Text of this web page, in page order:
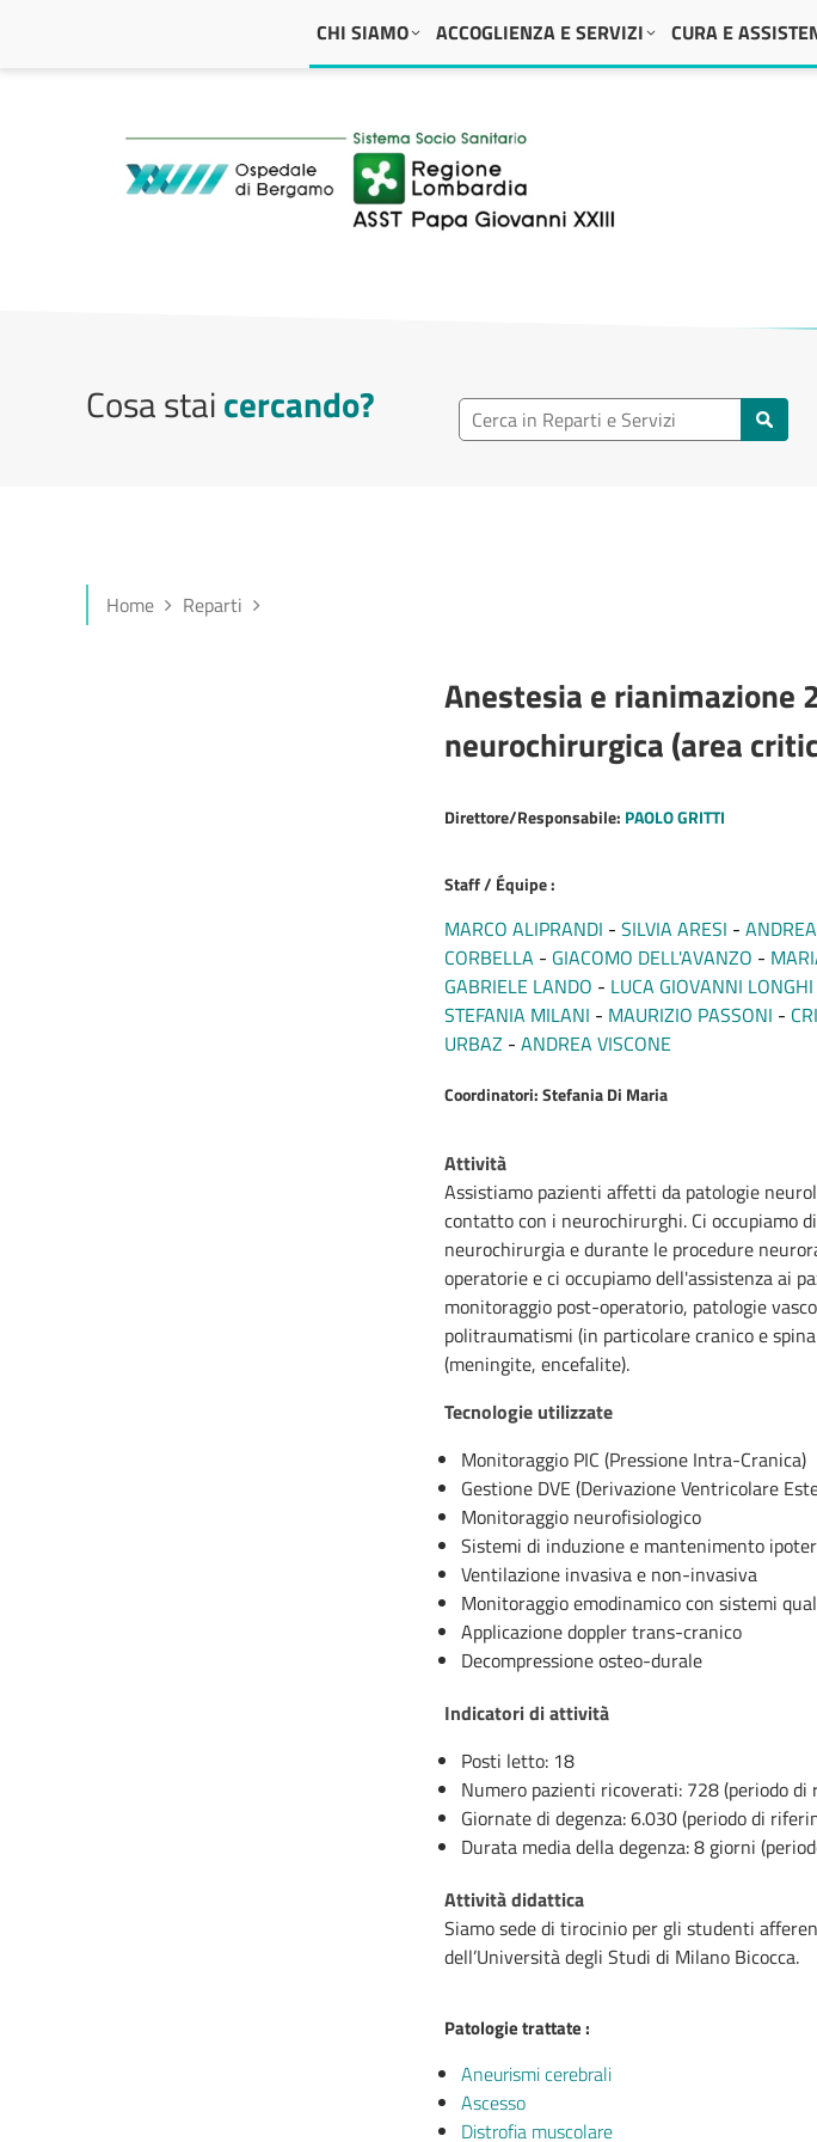
Navigazione principaleCHI SIAMO ACCOGLIENZA E SERVIZI CURA E
ASST Papa Giovanni XXIII
Cosa staicercando? Ricerca reparto
Home Reparti
Anestesia e rianimazione
neurochirurgica (area
Direttore/Responsabile: PAOLO GRITTI
Staff / Équipe :
MARCO ALIPRANDI SILVIA ARESI
CORBELLA
GIACOMO DELL'AVANZO
GABRIELE LANDO
LUCA GIOVANNI LONGHI
STEFANIA MILANI
MAURIZIO PASSONI
URBAZ
ANDREA VISCONE
Coordinatori: Stefania Di Maria
Attività
Assistiamo pazienti affetti da patologie
contatto con i neurochirurghi. Ci occupiamo
neurochirurgia e durante le procedure
operatorie e ci occupiamo dell'assistenza ai
monitoraggio post-operatorio, patologie
politraumatismi (in particolare cranico e
(meningite, encefalite).
Tecnologie utilizzate
Monitoraggio PIC (Pressione Intra-Cranica)
Gestione DVE (Derivazione Ventricolare
Monitoraggio neurofisiologico
Sistemi di induzione e mantenimento
Ventilazione invasiva e non-invasiva
Monitoraggio emodinamico con sistemi
Applicazione doppler trans-cranico
Decompressione osteo-durale
Indicatori di attività
Posti letto: 18
Numero pazienti ricoverati: 728 (periodo
Giornate di degenza: 6.030 (periodo di
Durata media della degenza: 8 giorni
Attività didattica
Siamo sede di tirocinio per gli studenti
dell’Università degli Studi di Milano Bicocca.
Patologie trattate :
Aneurismi cerebrali
Ascesso
Distrofia muscolare